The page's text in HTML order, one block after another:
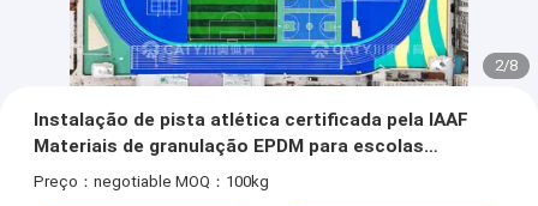
2/8
Instalação de pista atlética certificada pela IAAF
Materiais de granulação EPDM para escolas
Instalações desportivas Paisagismo
Preço：negotiable MOQ：100kg